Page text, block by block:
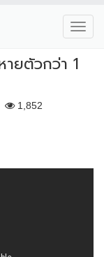
ยตัวกว่า 1
1,852